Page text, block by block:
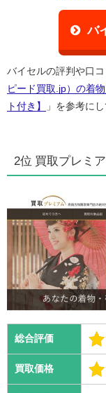
バ
バイセルの評判や口
ピード買取.jp）の着
ト付き】
」を参考に
2位 買取プレミ
総合評価
買取価格